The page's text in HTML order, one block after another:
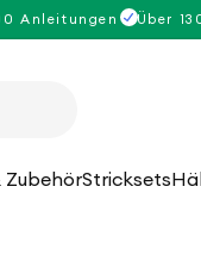
Anleitungen Über
ZubehörStricksets